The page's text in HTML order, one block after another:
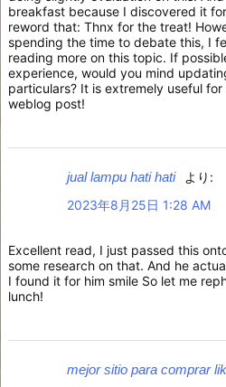
breakfast because I discovered it
reword that: Thnx for the treat!
spending the time to debate this, I
reading more on this topic. If
experience, would you mind
particulars? It is extremely useful
weblog post!
jual lampu hati hati
より:
2023年8月25日 1:28 AM
Excellent read, I just passed this
some research on that. And he
I found it for him smile So let me
lunch!
mejor sitio para comprar